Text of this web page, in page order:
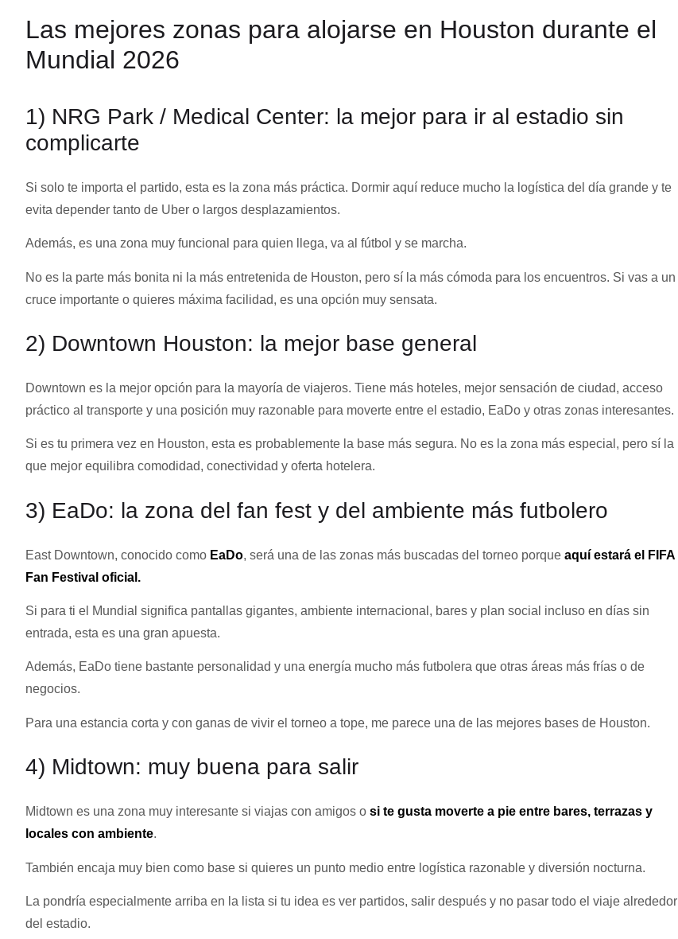
Las mejores zonas para alojarse en Houston durante el
Mundial 2026
1) NRG Park / Medical Center: la mejor para ir al estadio sin
complicarte
Si solo te importa el partido, esta es la zona más práctica. Dormir aquí reduce mucho la logística del día grande y te
evita depender tanto de Uber o largos desplazamientos.
Además, es una zona muy funcional para quien llega, va al fútbol y se marcha.
No es la parte más bonita ni la más entretenida de Houston, pero sí la más cómoda para los encuentros. Si vas a un
cruce importante o quieres máxima facilidad, es una opción muy sensata.
2) Downtown Houston: la mejor base general
Downtown es la mejor opción para la mayoría de viajeros. Tiene más hoteles, mejor sensación de ciudad, acceso
práctico al transporte y una posición muy razonable para moverte entre el estadio, EaDo y otras zonas interesantes.
Si es tu primera vez en Houston, esta es probablemente la base más segura. No es la zona más especial, pero sí la
que mejor equilibra comodidad, conectividad y oferta hotelera.
3) EaDo: la zona del fan fest y del ambiente más futbolero
East Downtown, conocido como EaDo, será una de las zonas más buscadas del torneo porque aquí estará el FIFA
Fan Festival oficial.
Si para ti el Mundial significa pantallas gigantes, ambiente internacional, bares y plan social incluso en días sin
entrada, esta es una gran apuesta.
Además, EaDo tiene bastante personalidad y una energía mucho más futbolera que otras áreas más frías o de
negocios.
Para una estancia corta y con ganas de vivir el torneo a tope, me parece una de las mejores bases de Houston.
4) Midtown: muy buena para salir
Midtown es una zona muy interesante si viajas con amigos o si te gusta moverte a pie entre bares, terrazas y
locales con ambiente.
También encaja muy bien como base si quieres un punto medio entre logística razonable y diversión nocturna.
La pondría especialmente arriba en la lista si tu idea es ver partidos, salir después y no pasar todo el viaje alrededor
del estadio.